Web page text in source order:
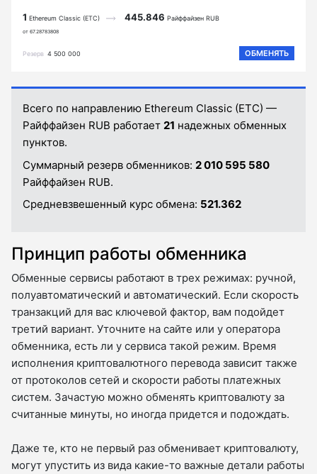
1 Ethereum Classic (ETC)
от 67.28783808
445.846 Райффайзен RUB
Резерв 4 500 000 ОБМЕНЯТЬ
Всего по направлению Ethereum Classic (ETC) —
Райффайзен RUB работает 21 надежных обменных
пунктов.
Суммарный резерв обменников: 2 010 595 580
Райффайзен RUB.
Средневзвешенный курс обмена: 521.362
Принцип работы обменника
Обменные сервисы работают в трех режимах: ручной,
полуавтоматический и автоматический. Если скорость
транзакций для вас ключевой фактор, вам подойдет
третий вариант. Уточните на сайте или у оператора
обменника, есть ли у сервиса такой режим. Время
исполнения криптовалютного перевода зависит также
от протоколов сетей и скорости работы платежных
систем. Зачастую можно обменять криптовалюту за
считанные минуты, но иногда придется и подождать.
Даже те, кто не первый раз обменивает криптовалюту,
могут упустить из вида какие-то важные детали работы